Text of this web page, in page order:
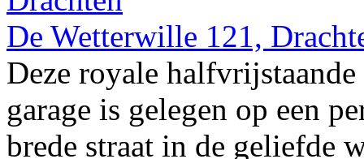
De Wetterwille 121,
Deze royale
garage is gelegen op een
brede straat in de geliefde